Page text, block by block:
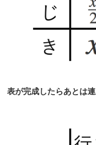
表が完成したらあとは